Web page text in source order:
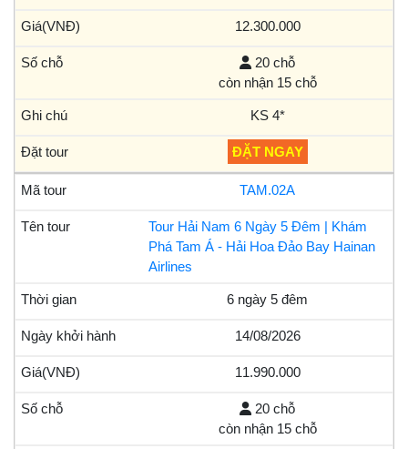
12.300.000
20 chỗ
còn nhận 15 chỗ
KS 4*
ĐẶT NGAY
TAM.02A
Tour Hải Nam 6 Ngày 5 Đêm | Khám
Phá Tam Á - Hải Hoa Đảo Bay Hainan
Airlines
6 ngày 5 đêm
14/08/2026
11.990.000
20 chỗ
còn nhận 15 chỗ